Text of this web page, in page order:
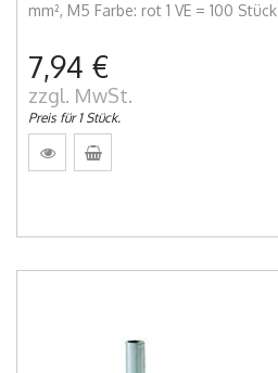
mm², M5 Farbe: rot 1 VE = 100 Stück
7,94 €
zzgl. MwSt.
Preis für 1 Stück.